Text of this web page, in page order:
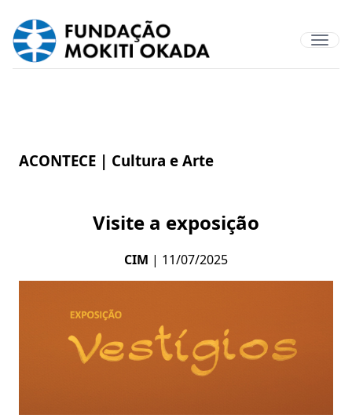
ACONTECE | Cultura e Arte
Visite a exposição
CIM | 11/07/2025